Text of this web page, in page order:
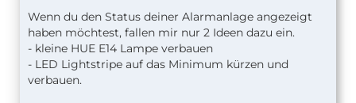
Wenn du den Status deiner Alarmanlage angezeigt
haben möchtest, fallen mir nur 2 Ideen dazu ein.
- kleine HUE E14 Lampe verbauen
- LED Lightstripe auf das Minimum kürzen und
verbauen.